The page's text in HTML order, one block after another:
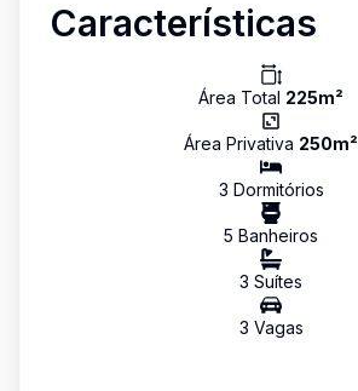
Características
Área Total 225m²
Área Privativa 250m²
3 Dormitórios
5 Banheiros
3 Suítes
3 Vagas